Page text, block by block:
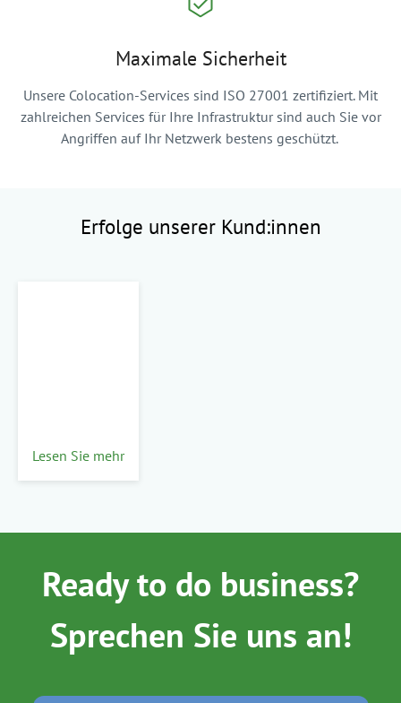
Maximale Sicherheit
Unsere Colocation-Services sind ISO 27001 zertifiziert. Mit
zahlreichen Services für Ihre Infrastruktur sind auch Sie vor
Angriffen auf Ihr Netzwerk bestens geschützt.
Erfolge unserer Kund:innen
Lesen Sie mehr
Ready to do business?
Sprechen Sie uns an!